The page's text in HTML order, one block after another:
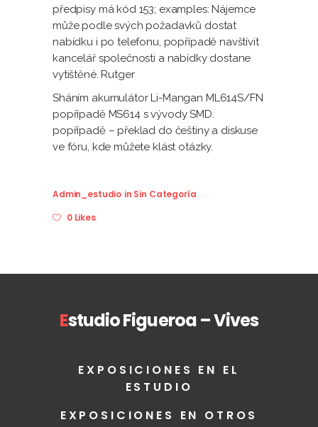
předpisy má kód 153; examples: Nájemce
může podle svých požadavků dostat
nabídku i po telefonu, popřípadě navštívit
kancelář společnosti a nabídky dostane
vytištěné. Rutger
Sháním akumulátor Li-Mangan ML614S/FN
popřípadě MS614 s vývody SMD.
popřípadě – překlad do češtiny a diskuse
ve fóru, kde můžete klást otázky.
Admin_estudio in Sin Categoría
0 Likes
Estudio Figueroa – Vives
EXPOSICIONES EN EL
ESTUDIO
EXPOSICIONES EN OTROS